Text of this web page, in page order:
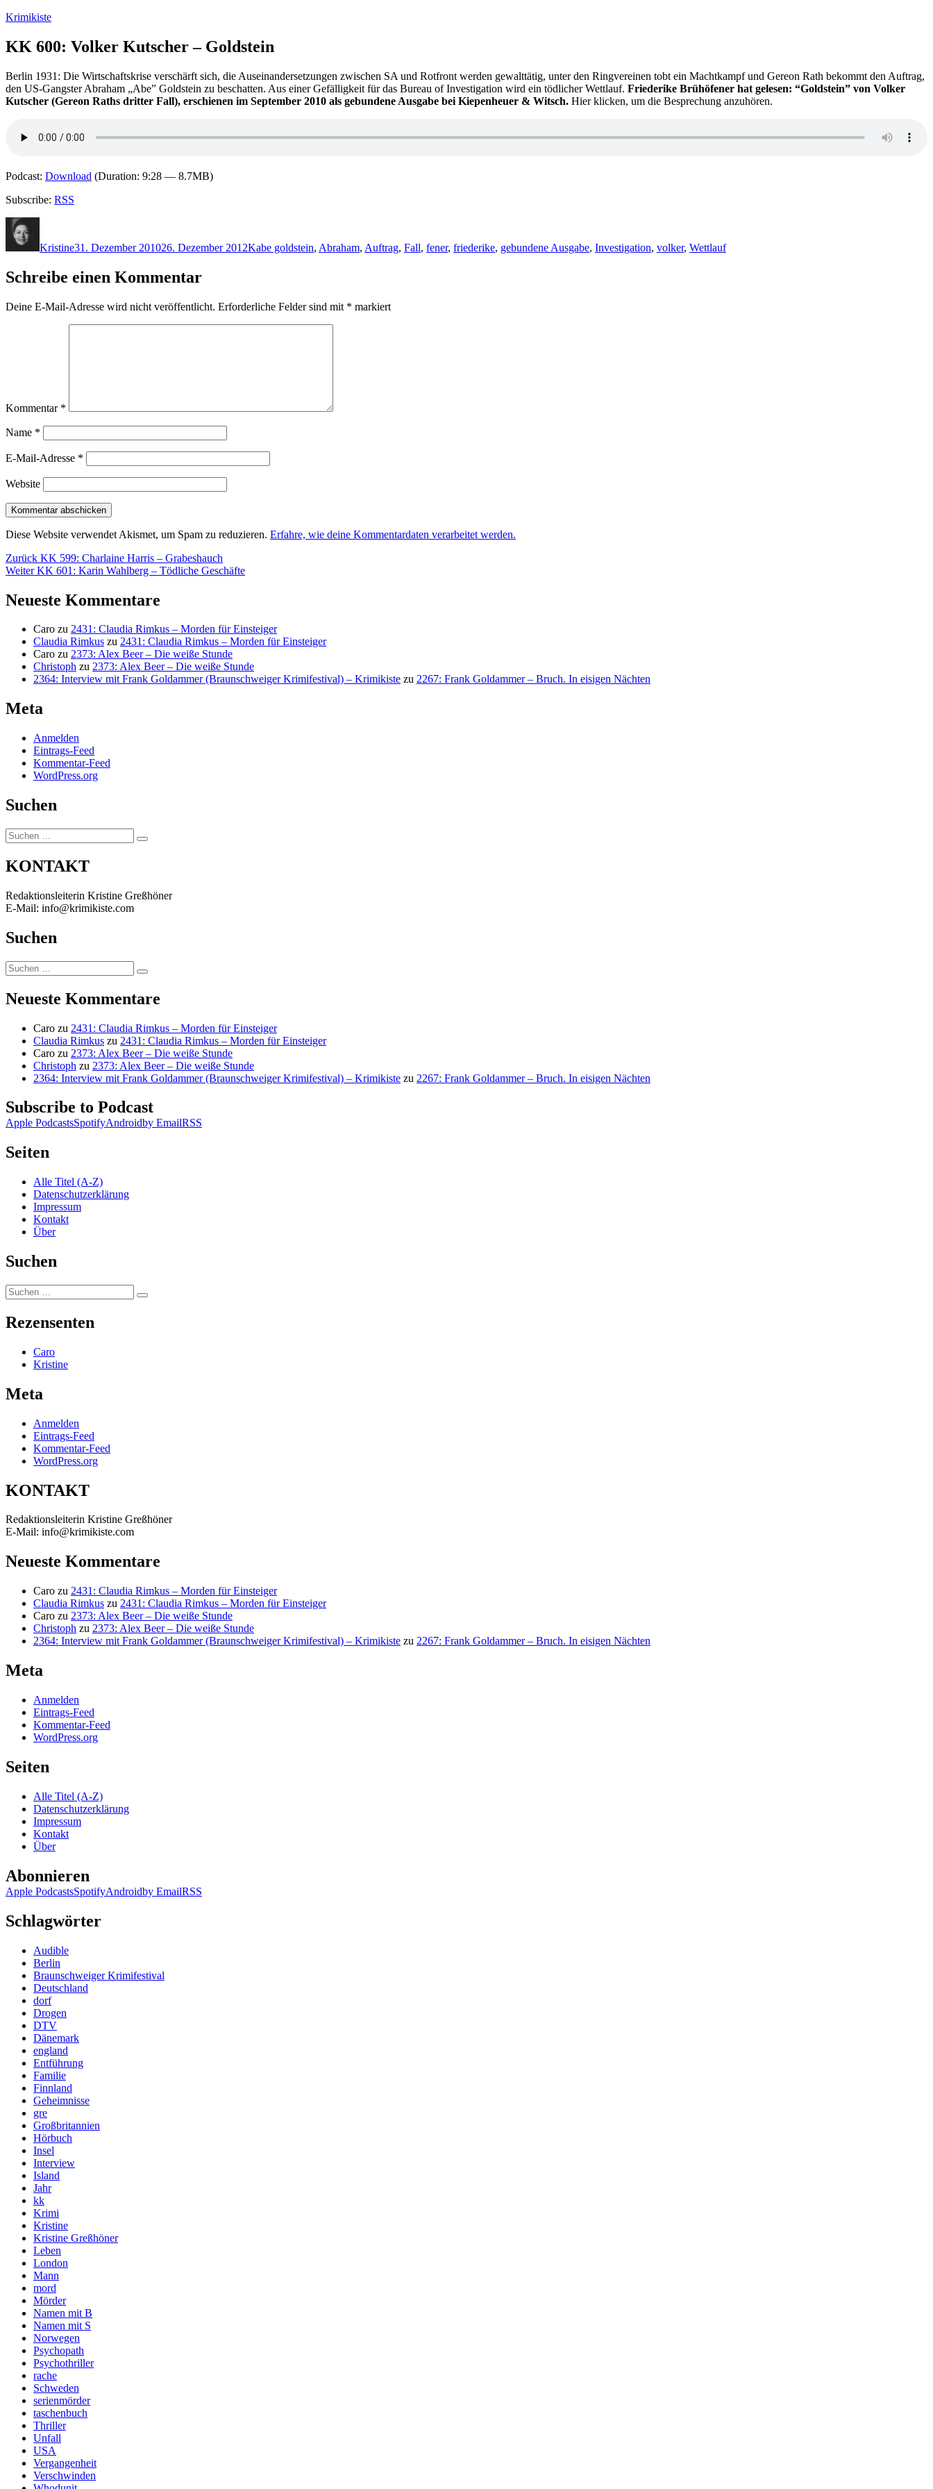
Zum
springen
Krimikiste
KK 600: Volker Kutscher – Goldstein
Berlin 1931: Die Wirtschaftskrise verschärft sich, die Auseinandersetzungen zwischen SA und Rotfront werden gewalttätig, unter den Ringvereinen tobt ein Machtkampf und Gereon Rath bekommt den Auftrag,
den US-Gangster Abraham „Abe” Goldstein zu beschatten. Aus einer Gefälligkeit für das Bureau of Investigation wird ein tödlicher Wettlauf. Friederike Brühöfener hat gelesen: “Goldstein” von Volker
Kutscher (Gereon Raths dritter Fall), erschienen im September 2010 als gebundene Ausgabe bei Kiepenheuer & Witsch. Hier klicken, um die Besprechung anzuhören.
Podcast: Download (Duration: 9:28 — 8.7MB)
Subscribe: RSS
Kristine31. Dezember 201026. Dezember 2012Kabe goldstein, Abraham, Auftrag, Fall, fener, friederike, gebundene Ausgabe, Investigation, volker, Wettlauf
Schreibe einen Kommentar
Deine E-Mail-Adresse wird nicht veröffentlicht. Erforderliche Felder sind mit * markiert
Kommentar *
Name *
E-Mail-Adresse *
Website
Diese Website verwendet Akismet, um Spam zu reduzieren. Erfahre, wie deine Kommentardaten verarbeitet werden.
Beitragsnavigation
Zurück Vorheriger
Beitrag:
KK 599: Charlaine Harris – Grabeshauch
Weiter Nächster
KK 601: Karin Wahlberg – Tödliche Geschäfte
Neueste Kommentare
Caro zu 2431: Claudia Rimkus – Morden für Einsteiger
Claudia Rimkus zu 2431: Claudia Rimkus – Morden für Einsteiger
Caro zu 2373: Alex Beer – Die weiße Stunde
Christoph zu 2373: Alex Beer – Die weiße Stunde
2364: Interview mit Frank Goldammer (Braunschweiger Krimifestival) – Krimikiste zu 2267: Frank Goldammer – Bruch. In eisigen Nächten
Meta
Anmelden
Eintrags-Feed
Kommentar-Feed
WordPress.org
Suchen
Suchen
nach:
Suchen
KONTAKT
Redaktionsleiterin Kristine Greßhöner
E-Mail: info@krimikiste.com
Suchen
Suchen
nach:
Suchen
Neueste Kommentare
Caro zu 2431: Claudia Rimkus – Morden für Einsteiger
Claudia Rimkus zu 2431: Claudia Rimkus – Morden für Einsteiger
Caro zu 2373: Alex Beer – Die weiße Stunde
Christoph zu 2373: Alex Beer – Die weiße Stunde
2364: Interview mit Frank Goldammer (Braunschweiger Krimifestival) – Krimikiste zu 2267: Frank Goldammer – Bruch. In eisigen Nächten
Subscribe to Podcast
Apple PodcastsSpotifyAndroidby EmailRSS
Seiten
Alle Titel (A-Z)
Datenschutzerklärung
Impressum
Kontakt
Über
Suchen
Suchen
nach:
Suchen
Rezensenten
Caro
Kristine
Meta
Anmelden
Eintrags-Feed
Kommentar-Feed
WordPress.org
KONTAKT
Redaktionsleiterin Kristine Greßhöner
E-Mail: info@krimikiste.com
Neueste Kommentare
Caro zu 2431: Claudia Rimkus – Morden für Einsteiger
Claudia Rimkus zu 2431: Claudia Rimkus – Morden für Einsteiger
Caro zu 2373: Alex Beer – Die weiße Stunde
Christoph zu 2373: Alex Beer – Die weiße Stunde
2364: Interview mit Frank Goldammer (Braunschweiger Krimifestival) – Krimikiste zu 2267: Frank Goldammer – Bruch. In eisigen Nächten
Meta
Anmelden
Eintrags-Feed
Kommentar-Feed
WordPress.org
Seiten
Alle Titel (A-Z)
Datenschutzerklärung
Impressum
Kontakt
Über
Abonnieren
Apple PodcastsSpotifyAndroidby EmailRSS
Schlagwörter
Audible
Berlin
Braunschweiger Krimifestival
Deutschland
dorf
Drogen
DTV
Dänemark
england
Entführung
Familie
Finnland
Geheimnisse
gre
Großbritannien
Hörbuch
Insel
Interview
Island
Jahr
kk
Krimi
Kristine
Kristine Greßhöner
Leben
London
Mann
mord
Mörder
Namen mit B
Namen mit S
Norwegen
Psychopath
Psychothriller
rache
Schweden
serienmörder
taschenbuch
Thriller
Unfall
USA
Vergangenheit
Verschwinden